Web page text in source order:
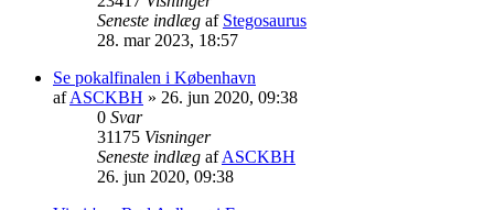
Seneste indlæg af Stegosaurus
28. mar 2023, 18:57
Se pokalfinalen i København
afASCKBH » 26. jun 2020, 09:38
0 Svar
31175 Visninger
Seneste indlæg afASCKBH
26. jun 2020, 09:38